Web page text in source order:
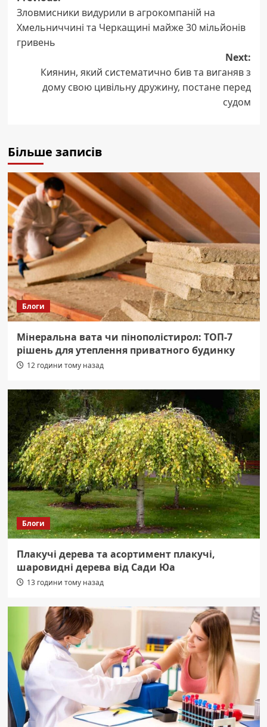
navigation
Зловмисники видурили в агрокомпаній на
Хмельниччині та Черкащині майже 30 мільйонів
гривень
Next:
Киянин, який систематично бив та виганяв з
дому свою цивільну дружину, постане перед
судом
Більше записів
Блоги
Мінеральна вата чи пінополістирол: ТОП-7
рішень для утеплення приватного будинку
12 години тому назад
Блоги
Плакучі дерева та асортимент плакучі,
шаровидні дерева від Сади Юа
13 години тому назад